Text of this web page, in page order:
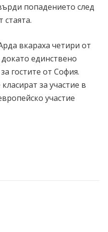
попадението след
стаята.
вкараха четири от
единствено
гостите от София.
за участие в
участие